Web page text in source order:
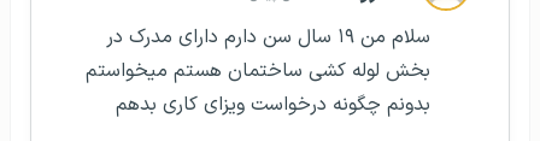
سلام من ۱۹ سال سن دارم دارای مدرک در
بخش لوله کشی ساختمان هستم میخواستم
بدونم چگونه درخواست ویزای کاری بدهم